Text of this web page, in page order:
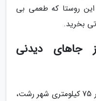
این روستا که طعمی بی
بخرید.
جاهای دیدنی
در 25 کیلومتری شهر لاهیجان و در 75 کیلومتری شهر رشت،